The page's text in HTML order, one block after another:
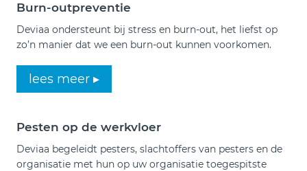
Burn-outpreventie
Deviaa ondersteunt bij stress en burn-out, het liefst op
zo’n manier dat we een burn-out kunnen voorkomen.
lees meer ▸
Pesten op de werkvloer
Deviaa begeleidt pesters, slachtoffers van pesters en de
organisatie met hun op uw organisatie toegespitste